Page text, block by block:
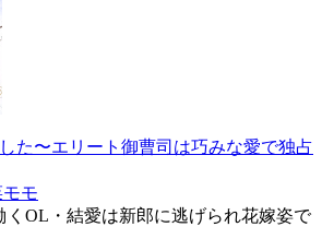
た〜エリート御曹司は巧みな愛で独占
モ
くOL・結愛は新郎に逃げられ花嫁姿で